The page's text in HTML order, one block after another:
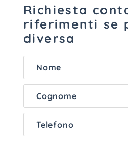
Richiesta
riferimenti se
diversa